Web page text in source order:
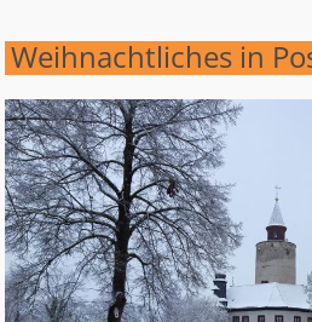
Weihnachtliches in